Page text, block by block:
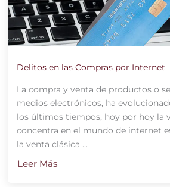
Delitos en las Compras por Internet
La compra y venta de productos o
medios electrónicos, ha
los últimos tiempos, hoy por hoy la
concentra en el mundo de internet
la venta clásica ...
Leer Más